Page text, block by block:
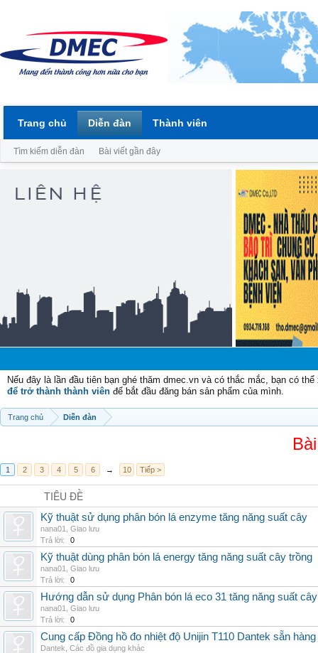
Nếu đây là lần đầu tiên bạn ghé thăm dmec.vn và có thắc mắc, bạn có
để trở thành thành viên để bắt đầu đăng bán sản phẩm của mình.
Trang chủ Diễn đàn
1 2 3 4 5 6 → 10 Tiếp >
TIÊU ĐỀ
Kỹ thuật sử dụng phân bón lá enzyme tăng năng suất cây
nana01
Giao lưu
Trả lời:
0
Kỹ thuật dùng phân bón lá energy tăng năng suất cây trồng
nana01
Giao lưu
Trả lời:
0
Hướng dẫn sử dụng Phân bón lá eco 31 tăng năng suất cây
nana01
Giao lưu
Trả lời:
0
Cung cấp Đồng hồ đo nhiệt độ Unijin T110 Dantek sẵn
Dantek Các đồ gia dụng khác
Trang chủ Diễn đàn
Tìm kiếm diễn đàn Bài viết gần đây
Thành viên